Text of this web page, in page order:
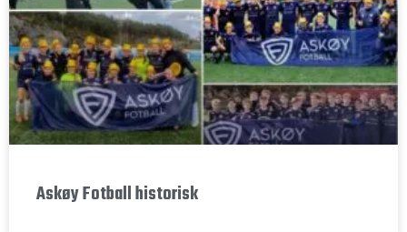
Askøy Fotball historisk